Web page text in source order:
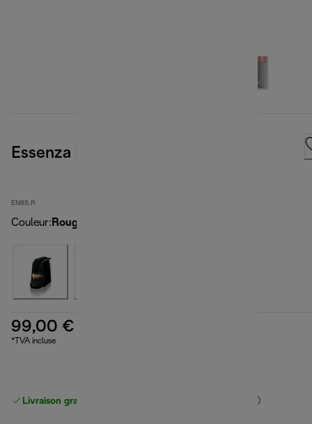
Essenza Mini, Red
EN85.R
Couleur: Rouge
99,00 €
*TVA incluse
Livraison gratuite standard